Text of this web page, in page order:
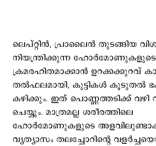
ലെപ്റ്റിൻ, പ്രാലൈൻ തുടങ്ങിയ
നിയന്ത്രിക്കുന്ന
ക്രമരഹിതമാക്കാൻ ഉറക്കക്കുറവ്
തൽഫലമായി, കുട്ടികൾ കൂടുതൽ
കഴിക്കും. ഇത് പൊണ്ണത്തടിക്ക്
ചെയ്യും. മാത്രമല്ല ശരീരത്തിലെ
ഹോർമോണുകളുടെ
വ്യത്യാസം തലച്ചോറിന്‍റെ